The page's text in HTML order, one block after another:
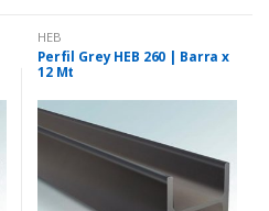
HEB
Perfil Grey HEB 260 | Barra x
12 Mt